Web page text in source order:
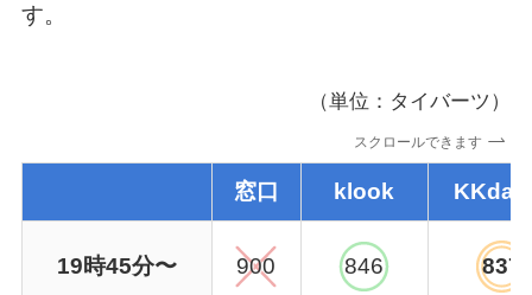
す。
（単位：タイバーツ）
スクロールできます
窓口 klook KKday
19時45分〜 900 846 837